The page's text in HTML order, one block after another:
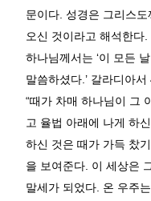
문이다 성경은 그리스
오신 것이라고 해석한다
하나님께서는 ‘이 모든
말씀하셨다 .’ 갈라디아서
“때가 차매 하나님이 그
고 율법 아래에 나게 하
하신 것은 때가 가득 찼
을 보여준다 이 세상은
말세가 되었다 온 우주